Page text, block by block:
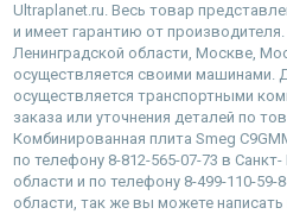
Ultraplanet.ru. Весь товар
и имеет гарантию от
Ленинградской области, Москве,
осуществляется своими машинами.
осуществляется транспортными
заказа или уточнения деталей по
Комбинированная плита Smeg
по телефону 8-812-565-07-73 в
области и по телефону 8-499-110-
области, так же вы можете